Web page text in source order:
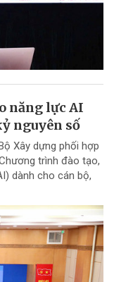
năng lực AI
nguyên số
Xây dựng phối hợp
trình đào tạo,
dành cho cán bộ,